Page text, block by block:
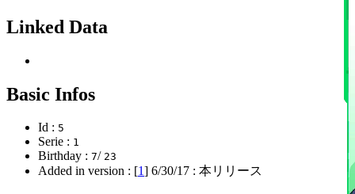
Linked Data
Basic Infos
Id : 5
Serie : 1
Birthday : 7/ 23
Added in version : [1] 6/30/17 : 本リリース